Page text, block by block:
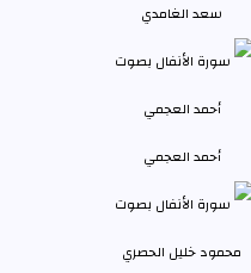
سعد الغامدي
أحمد العجمي